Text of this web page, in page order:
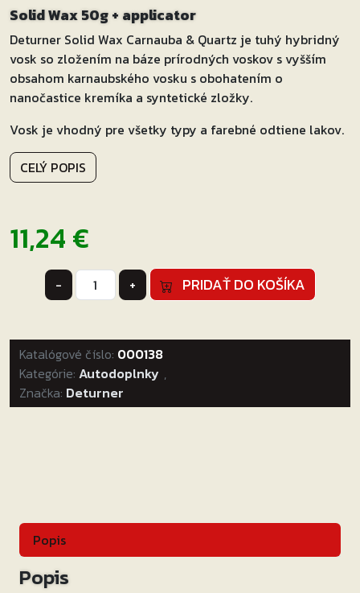
Solid Wax 50g + applicator
Deturner Solid Wax Carnauba & Quartz je tuhý hybridný
vosk so zložením na báze prírodných voskov s vyšším
obsahom karnaubského vosku s obohatením o
nanočastice kremíka a syntetické zložky.
Vosk je vhodný pre všetky typy a farebné odtiene lakov.
CELÝ POPIS
11,24€
-
množstvo
Solid
50g
+
applicator
+ PRIDAŤ DO KOŠÍKA
Katalógové číslo: 000138
Kategórie: Autodoplnky ,
Značka: Deturner
Popis
Popis